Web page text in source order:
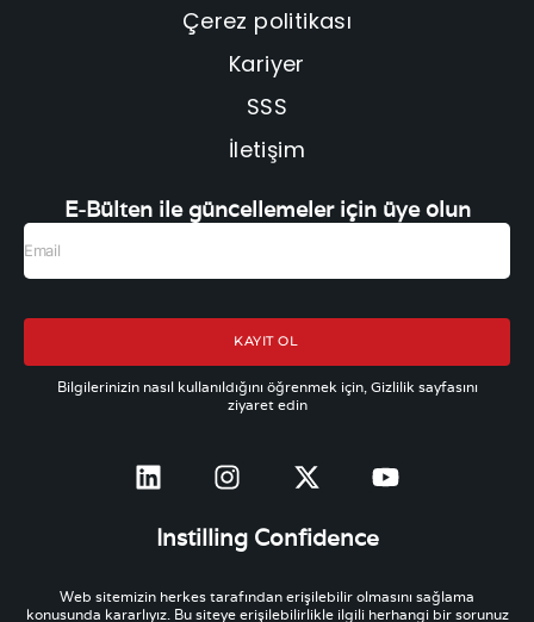
Çerez politikası
Kariyer
SSS
İletişim
E-Bülten ile güncellemeler için üye olun
KAYIT OL
Bilgilerinizin nasıl kullanıldığını öğrenmek için, Gizlilik sayfasını
ziyaret edin
Instilling Confidence
Web sitemizin herkes tarafından erişilebilir olmasını sağlama
konusunda kararlıyız. Bu siteye erişilebilirlikle ilgili herhangi bir sorunuz